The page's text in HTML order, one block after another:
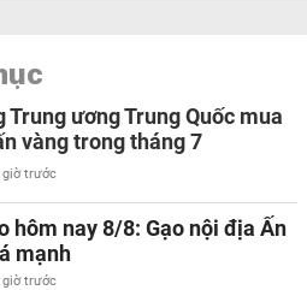
Trung ương Trung Quốc mua
vàng trong tháng 7
giờ trước
hôm nay 8/8: Gạo nội địa Ấn
mạnh
giờ trước